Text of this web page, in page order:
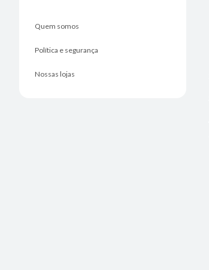
Quem somos
Política e segurança
Nossas lojas